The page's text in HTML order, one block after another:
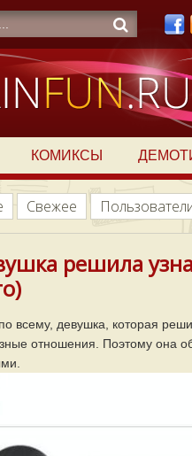
КОМИКСЫ
Свежее
решила
всему, девушка, которая
отношения. Поэтому она